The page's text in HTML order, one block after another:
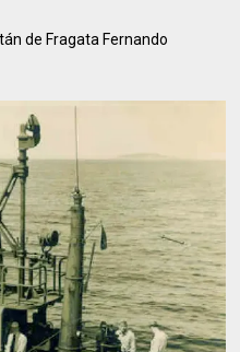
de Fragata Fernando